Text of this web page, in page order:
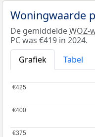
Woningwaarde
De gemiddeldeWOZ-
PC was €419 in 2024.
Grafiek
Tabel
€375
€375
€400
€400
€425
€425